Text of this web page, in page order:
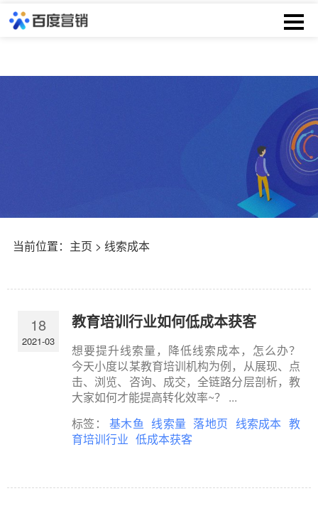
当前位置： 主页 > 线索成本
18
2021-03
教育培训行业如何低成本获客
想要提升线索量，降低线索成本，怎么办？
今天小度以某教育培训机构为例，从展现、点
击、浏览、咨询、成交，全链路分层剖析，教
大家如何才能提高转化效率~？ ...
标签：基木鱼 线索量 落地页 线索成本 教
育培训行业 低成本获客